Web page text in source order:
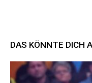
DAS KÖNNTE DICH